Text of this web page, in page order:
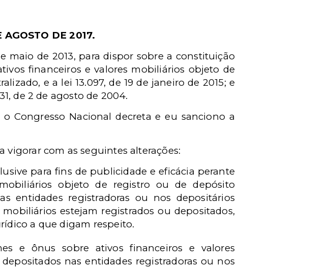
DE 2017.
maio de 2013, para dispor sobre a constituição
financeiros e valores mobiliários objeto de
e a lei 13.097, de 19 de janeiro de 2015; e
de 2 de agosto de 2004.
Congresso Nacional decreta e eu sanciono a
vigorar com as seguintes alterações:
para fins de publicidade e eficácia perante
objeto de registro ou de depósito
entidades registradoras ou nos depositários
estejam registrados ou depositados,
a que digam respeito.
e ônus sobre ativos financeiros e valores
nas entidades registradoras ou nos